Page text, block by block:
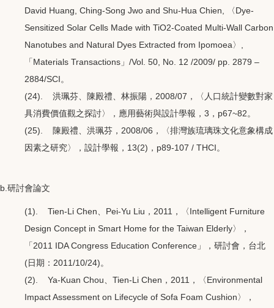
David Huang, Ching-Song Jwo and Shu-Hua Chien, 〈Dye-
Sensitized Solar Cells Made with TiO2-Coated Multi-Wall Carbon
Nanotubes and Natural Dyes Extracted from Ipomoea〉,
「Materials Transactions」/Vol. 50, No. 12 /2009/ pp. 2879 –
2884/SCI。
(24). 洪珮芬、陳殿禮、林振陽，2008/07，〈人口統計變數對家
具消費價值觀之探討〉，應用藝術與設計學報，3，p67~82。
(25). 陳殿禮、洪珮芬，2008/06，〈排灣族琉璃珠文化意象構成
因素之研究〉，設計學報，13(2)，p89-107 / THCI。
b.研討會論文
(1). Tien-Li Chen、Pei-Yu Liu，2011，〈Intelligent Furniture
Design Concept in Smart Home for the Taiwan Elderly〉，
「2011 IDA Congress Education Conference」，研討會，台北
(日期：2011/10/24)。
(2). Ya-Kuan Chou、Tien-Li Chen，2011，〈Environmental
Impact Assessment on Lifecycle of Sofa Foam Cushion〉，